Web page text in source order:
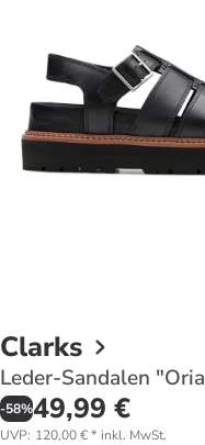
Clarks
Leder-Sandalen
-58%49,99 €
UVP: 120,00 €* inkl. MwSt.